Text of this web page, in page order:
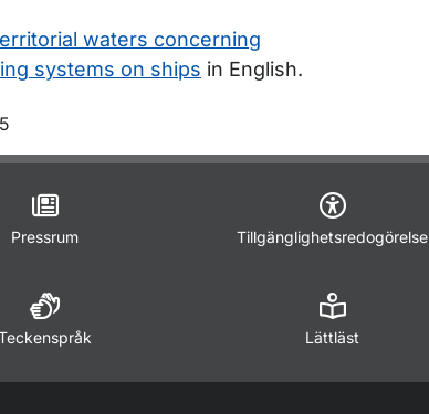
waters concerning
systems on ships in English.
Pressrum Tillgänglighetsredogörelse
Lättläst